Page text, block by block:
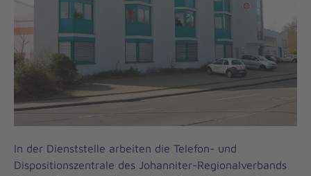
In der Dienststelle arbeiten die Telefon- und
Dispositionszentrale des Johanniter-Regionalverbands